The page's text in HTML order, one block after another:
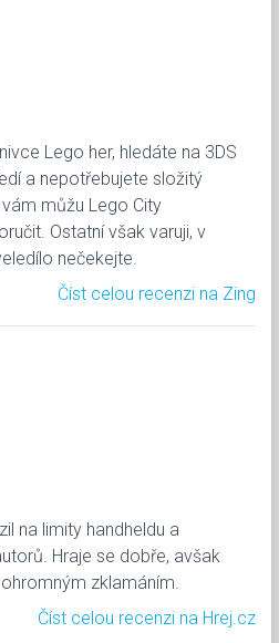
Lego her, hledáte na 3DS
a nepotřebujete složitý
můžu Lego City
Ostatní však varuji, v
nečekejte.
Číst celou recenzi na Zing
na limity handheldu a
Hraje se dobře, avšak
zklamáním.
Číst celou recenzi na Hrej.cz